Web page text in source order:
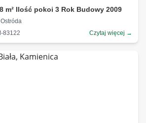
m² Ilość pokoi 3 Rok Budowy 2009
83122
Czytaj więcej →